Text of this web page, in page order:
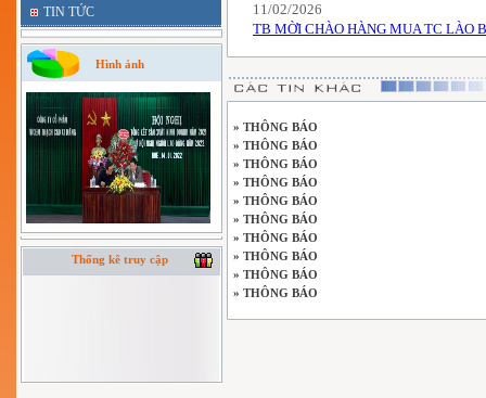
TIN TỨC
Hình ảnh
Thống kê truy cập
11/02/2026
TB MỜI CHÀO HÀNG MUA TC LÀO
» THÔNG BÁO
» THÔNG BÁO
» THÔNG BÁO
» THÔNG BÁO
» THÔNG BÁO
» THÔNG BÁO
» THÔNG BÁO
» THÔNG BÁO
» THÔNG BÁO
» THÔNG BÁO